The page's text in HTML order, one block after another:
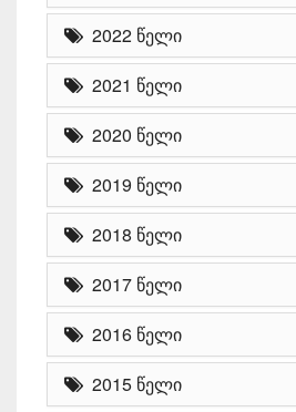
2022 წელი
2021 წელი
2020 წელი
2019 წელი
2018 წელი
2017 წელი
2016 წელი
2015 წელი